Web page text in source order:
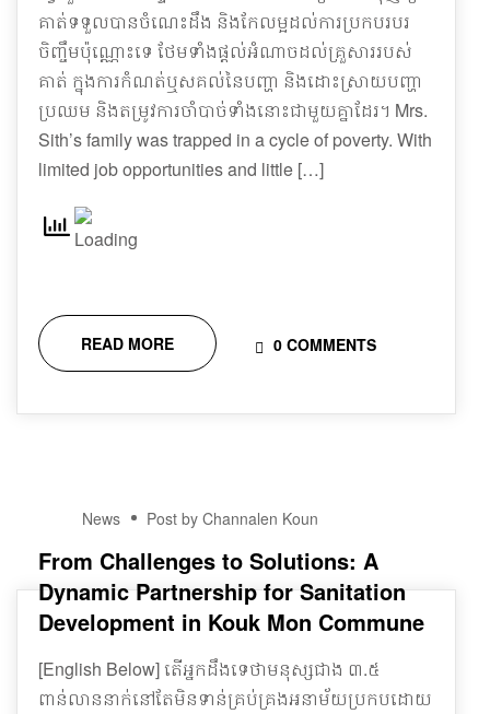
គាត់ទទួលបានចំណេះដឹង និងកែលម្អដល់ការប្រកបរបរ
ចិញ្ចឹមប៉ុណ្ណោះទេ ថែមទាំងផ្តល់អំណាចដល់គ្រួសាររបស់
គាត់ ក្នុងការកំណត់ឬសគល់នៃបញ្ហា និងដោះស្រាយបញ្ហា
ប្រឈម និងតម្រូវការចាំបាច់ទាំងនោះជាមួយគ្នាដែរ។ Mrs.
Sith’s family was trapped in a cycle of poverty. With
limited job opportunities and little […]
READ MORE 0 COMMENTS
03
News Post by Channalen Koun
From Challenges to Solutions: A
Dynamic Partnership for Sanitation
Development in Kouk Mon Commune
[English Below] តើអ្នកដឹងទេថាមនុស្សជាង ៣.៥
ពាន់លាននាក់នៅតែមិនទាន់គ្រប់គ្រងអនាម័យប្រកបដោយ